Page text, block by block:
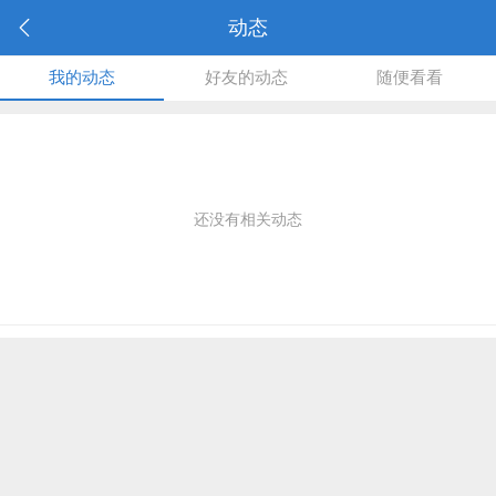
动态
我的动态 好友的动态 随便看看
还没有相关动态